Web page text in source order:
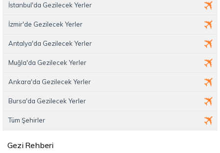
İstanbul'da Gezilecek Yerler
İzmir'de Gezilecek Yerler
Antalya'da Gezilecek Yerler
Muğla'da Gezilecek Yerler
Ankara'da Gezilecek Yerler
Bursa'da Gezilecek Yerler
Tüm Şehirler
Gezi Rehberi